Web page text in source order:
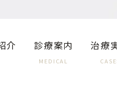
介 診療案内
MEDICAL
治療